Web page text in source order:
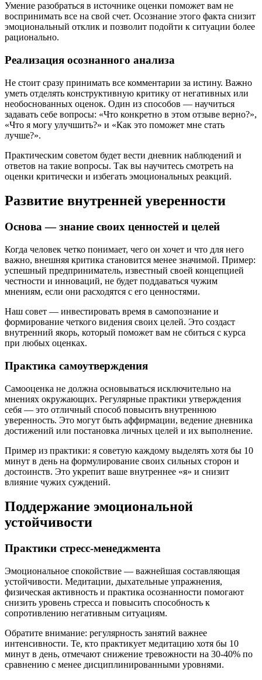
Умение разобраться в источнике оценки поможет вам не
воспринимать все на свой счет. Осознание этого факта снизит
эмоциональный отклик и позволит подойти к ситуации более
рационально.
Реализация осознанного анализа
Не стоит сразу принимать все комментарии за истину. Важно
уметь отделять конструктивную критику от негативных или
необоснованных оценок. Один из способов — научиться
задавать себе вопросы: «Что конкретно в этом отзыве верно?»,
«Что я могу улучшить?» и «Как это поможет мне стать
лучше?».
Практическим советом будет вести дневник наблюдений и
ответов на такие вопросы. Так вы научитесь смотреть на
оценки критически и избегать эмоциональных реакций.
Развитие внутренней уверенности
Основа — знание своих ценностей и целей
Когда человек четко понимает, чего он хочет и что для него
важно, внешняя критика становится менее значимой. Пример:
успешный предприниматель, известный своей концепцией
честности и инноваций, не будет поддаваться чужим
мнениям, если они расходятся с его ценностями.
Наш совет — инвестировать время в самопознание и
формирование четкого видения своих целей. Это создаст
внутренний якорь, который поможет вам не сбиться с курса
при любых оценках.
Практика самоутверждения
Самооценка не должна основываться исключительно на
мнениях окружающих. Регулярные практики утверждения
себя — это отличный способ повысить внутреннюю
уверенность. Это могут быть аффирмации, ведение дневника
достижений или постановка личных целей и их выполнение.
Пример из практики: я советую каждому выделять хотя бы 10
минут в день на формулирование своих сильных сторон и
достоинств. Это укрепит ваше внутреннее «я» и снизит
влияние чужих суждений.
Поддержание эмоциональной
устойчивости
Практики стресс-менеджмента
Эмоциональное спокойствие — важнейшая составляющая
устойчивости. Медитации, дыхательные упражнения,
физическая активность и практика осознанности помогают
снизить уровень стресса и повысить способность к
сопротивлению негативным ситуациям.
Обратите внимание: регулярность занятий важнее
интенсивности. Те, кто практикует медитацию хотя бы 10
минут в день, отмечают снижение тревожности на 30-40% по
сравнению с менее дисциплинированными уровнями.